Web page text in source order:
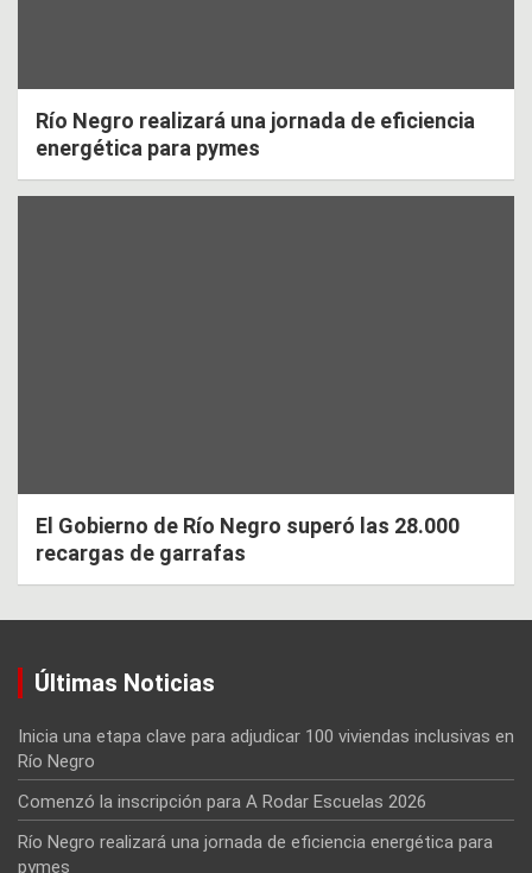
Río Negro realizará una jornada de eficiencia
energética para pymes
El Gobierno de Río Negro superó las 28.000
recargas de garrafas
Últimas Noticias
Inicia una etapa clave para adjudicar 100 viviendas inclusivas en
Río Negro
Comenzó la inscripción para A Rodar Escuelas 2026
Río Negro realizará una jornada de eficiencia energética para
pymes